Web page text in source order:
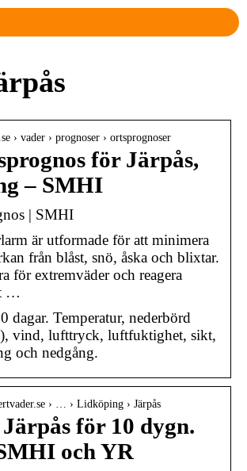
› vader › prognoser › ortsprognoser
för Järpås,
– SMHI
| SMHI
är utformade för att minimera
från blåst, snö, åska och blixtar.
för extremväder och reagera
…
dagar. Temperatur, nederbörd
vind, lufttryck, luftfuktighet, sikt,
och nedgång.
› … › Lidköping › Järpås
för 10 dygn.
och YR